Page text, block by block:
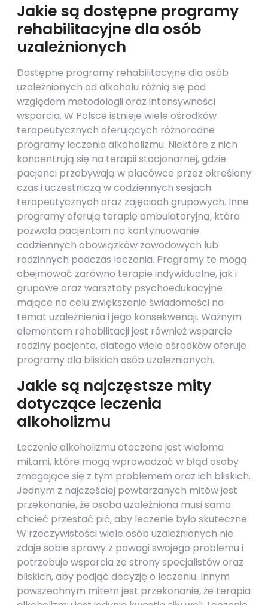
Jakie są dostępne programy
rehabilitacyjne dla osób
uzależnionych
Dostępne programy rehabilitacyjne dla osób
uzależnionych od alkoholu różnią się pod
względem metodologii oraz intensywności
wsparcia. W Polsce istnieje wiele ośrodków
terapeutycznych oferujących różnorodne
programy leczenia alkoholizmu. Niektóre z nich
koncentrują się na terapii stacjonarnej, gdzie
pacjenci przebywają w placówce przez określony
czas i uczestniczą w codziennych sesjach
terapeutycznych oraz zajęciach grupowych. Inne
programy oferują terapię ambulatoryjną, która
pozwala pacjentom na kontynuowanie
codziennych obowiązków zawodowych lub
rodzinnych podczas leczenia. Programy te mogą
obejmować zarówno terapie indywidualne, jak i
grupowe oraz warsztaty psychoedukacyjne
mające na celu zwiększenie świadomości na
temat uzależnienia i jego konsekwencji. Ważnym
elementem rehabilitacji jest również wsparcie
rodziny pacjenta, dlatego wiele ośrodków oferuje
programy dla bliskich osób uzależnionych.
Jakie są najczęstsze mity
dotyczące leczenia
alkoholizmu
Leczenie alkoholizmu otoczone jest wieloma
mitami, które mogą wprowadzać w błąd osoby
zmagające się z tym problemem oraz ich bliskich.
Jednym z najczęściej powtarzanych mitów jest
przekonanie, że osoba uzależniona musi sama
chcieć przestać pić, aby leczenie było skuteczne.
W rzeczywistości wiele osób uzależnionych nie
zdaje sobie sprawy z powagi swojego problemu i
potrzebuje wsparcia ze strony specjalistów oraz
bliskich, aby podjąć decyzję o leczeniu. Innym
powszechnym mitem jest przekonanie, że terapia